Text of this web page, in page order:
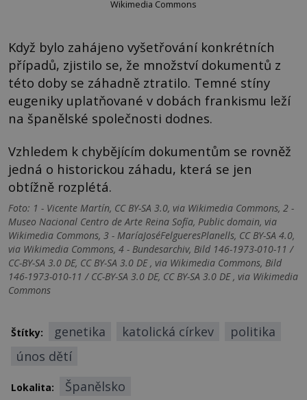
Wikimedia Commons
Když bylo zahájeno vyšetřování konkrétních
případů, zjistilo se, že množství dokumentů z
této doby se záhadně ztratilo. Temné stíny
eugeniky uplatňované v dobách frankismu leží
na španělské společnosti dodnes.
Vzhledem k chybějícím dokumentům se rovněž
jedná o historickou záhadu, která se jen
obtížně rozplétá.
Foto: 1 - Vicente Martín, CC BY-SA 3.0, via Wikimedia Commons, 2 -
Museo Nacional Centro de Arte Reina Sofía, Public domain, via
Wikimedia Commons, 3 - MaríaJoséFelgueresPlanells, CC BY-SA 4.0,
via Wikimedia Commons, 4 - Bundesarchiv, Bild 146-1973-010-11 /
CC-BY-SA 3.0 DE, CC BY-SA 3.0 DE , via Wikimedia Commons, Bild
146-1973-010-11 / CC-BY-SA 3.0 DE, CC BY-SA 3.0 DE , via Wikimedia
Commons
Štítky: genetika katolická církev
politika
únos dětí
Lokalita: Španělsko